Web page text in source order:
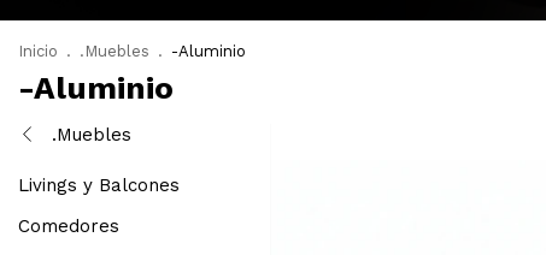
Inicio . .Muebles . -Aluminio
-Aluminio
.Muebles
Livings y Balcones
Comedores